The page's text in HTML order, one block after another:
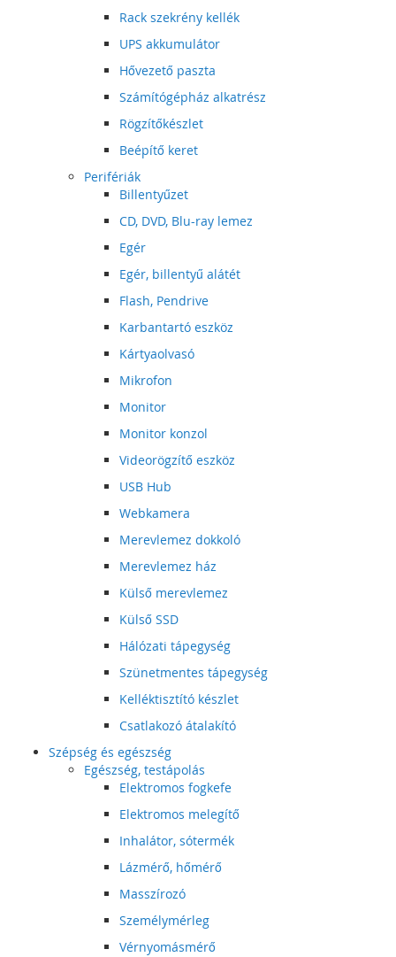
Rack szekrény kellék
UPS akkumulátor
Hővezető paszta
Számítógépház alkatrész
Rögzítőkészlet
Beépítő keret
Perifériák
Billentyűzet
CD, DVD, Blu-ray lemez
Egér
Egér, billentyű alátét
Flash, Pendrive
Karbantartó eszköz
Kártyaolvasó
Mikrofon
Monitor
Monitor konzol
Videorögzítő eszköz
USB Hub
Webkamera
Merevlemez dokkoló
Merevlemez ház
Külső merevlemez
Külső SSD
Hálózati tápegység
Szünetmentes tápegység
Kelléktisztító készlet
Csatlakozó átalakító
Szépség és egészség
Egészség, testápolás
Elektromos fogkefe
Elektromos melegítő
Inhalátor, sótermék
Lázmérő, hőmérő
Masszírozó
Személymérleg
Vérnyomásmérő